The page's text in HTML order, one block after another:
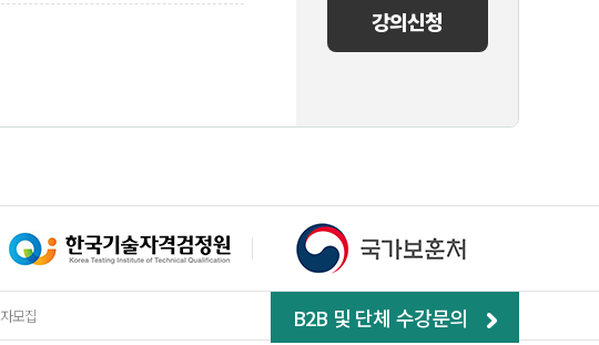
강의신청
모집 B2B 및 단체 수강문의